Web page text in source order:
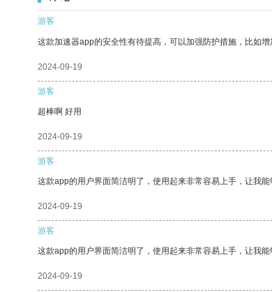
游客
这款加速器app的安全性有待提高，可以加强防护措施，比如增
2024-09-19
游客
超棒啊 好用
2024-09-19
游客
这款app的用户界面简洁明了，使用起来非常容易上手，让我
2024-09-19
游客
这款app的用户界面简洁明了，使用起来非常容易上手，让我能
2024-09-19